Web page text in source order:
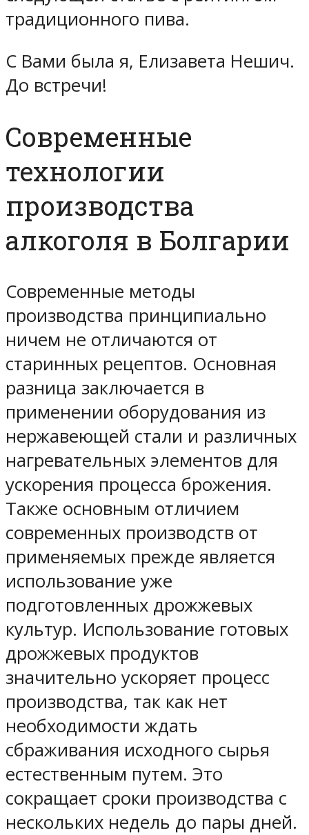
традиционного пива.
С Вами была я, Елизавета Нешич.
До встречи!
Современные
технологии
производства
алкоголя в Болгарии
Современные методы
производства принципиально
ничем не отличаются от
старинных рецептов. Основная
разница заключается в
применении оборудования из
нержавеющей стали и различных
нагревательных элементов для
ускорения процесса брожения.
Также основным отличием
современных производств от
применяемых прежде является
использование уже
подготовленных дрожжевых
культур. Использование готовых
дрожжевых продуктов
значительно ускоряет процесс
производства, так как нет
необходимости ждать
сбраживания исходного сырья
естественным путем. Это
сокращает сроки производства с
нескольких недель до пары дней.